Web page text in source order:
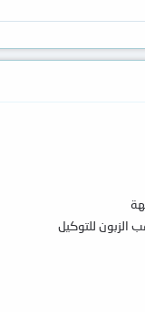
الزبون للتوكيل